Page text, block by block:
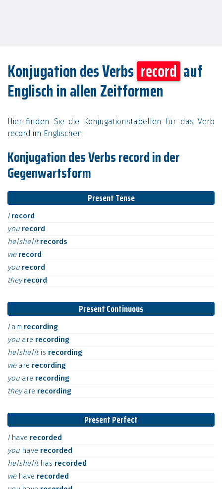
Konjugation des Verbs record auf
Englisch in allen Zeitformen
Hier finden Sie die Konjugationstabellen für das Verb
record im Englischen.
Konjugation des Verbs record in der
Gegenwartsform
Present Tense
I record
you record
he|she|itrecords
we record
you record
theyrecord
Present Continuous
I am recording
you are recording
he|she|itis recording
we are recording
you are recording
theyare recording
Present Perfect
I have recorded
you have recorded
he|she|it has recorded
we have recorded